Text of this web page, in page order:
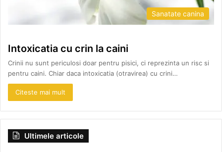
Sanatate canina
Intoxicatia cu crin la caini
Crinii nu sunt periculosi doar pentru pisici, ci reprezinta un risc si
pentru caini. Chiar daca intoxicatia (otravirea) cu crini…
Citeste mai mult
Ultimele articole